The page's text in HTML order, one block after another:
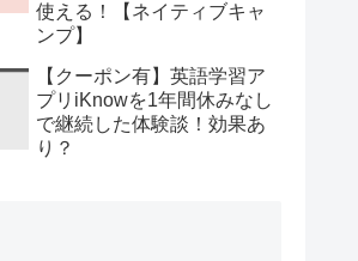
使える！【ネイティブキャ
ンプ】
【クーポン有】英語学習ア
プリiKnowを1年間休みなし
で継続した体験談！効果あ
り？